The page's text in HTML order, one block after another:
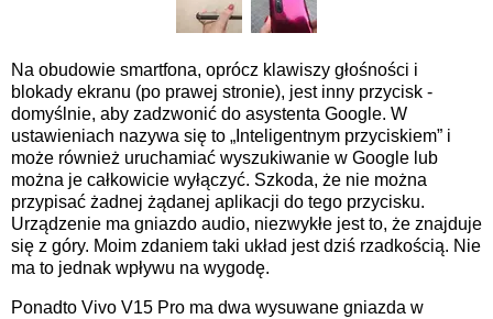
Na obudowie smartfona, oprócz klawiszy głośności i
blokady ekranu (po prawej stronie), jest inny przycisk -
domyślnie, aby zadzwonić do asystenta Google. W
ustawieniach nazywa się to „Inteligentnym przyciskiem” i
może również uruchamiać wyszukiwanie w Google lub
można je całkowicie wyłączyć. Szkoda, że ​​nie można
przypisać żadnej żądanej aplikacji do tego przycisku.
Urządzenie ma gniazdo audio, niezwykłe jest to, że znajduje
się z góry. Moim zdaniem taki układ jest dziś rzadkością. Nie
ma to jednak wpływu na wygodę.
Ponadto Vivo V15 Pro ma dwa wysuwane gniazda w